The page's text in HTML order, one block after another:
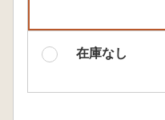
在庫なし